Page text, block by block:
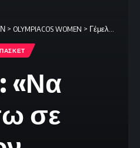
> OLYMPIACOS WOMEN > Γέμελος: «Να συνεχίσω σε αυτόν τον ρυθμό»
«Να
σε